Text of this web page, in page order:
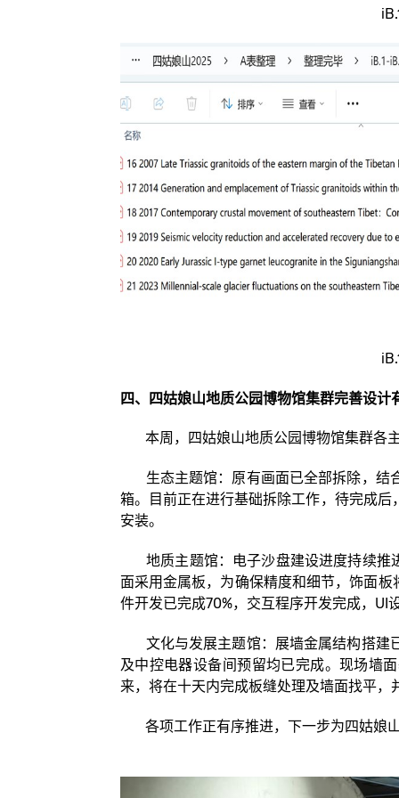
四、四姑娘山地质公园博物馆集群完善设计
本周，四姑娘山地质公园博物馆集群各
生态主题馆：原有画面已全部拆除，结
箱。目前正在进行基础拆除工作，待完成
安装。
地质主题馆：电子沙盘建设进度持续推
面采用金属板，为确保精度和细节，饰面
件开发已完成70%，交互程序开发完成，UI
文化与发展主题馆：展墙金属结构搭建
及中控电器设备间预留均已完成。现场墙
来，将在十天内完成板缝处理及墙面找平
各项工作正有序推进，下一步为四姑娘